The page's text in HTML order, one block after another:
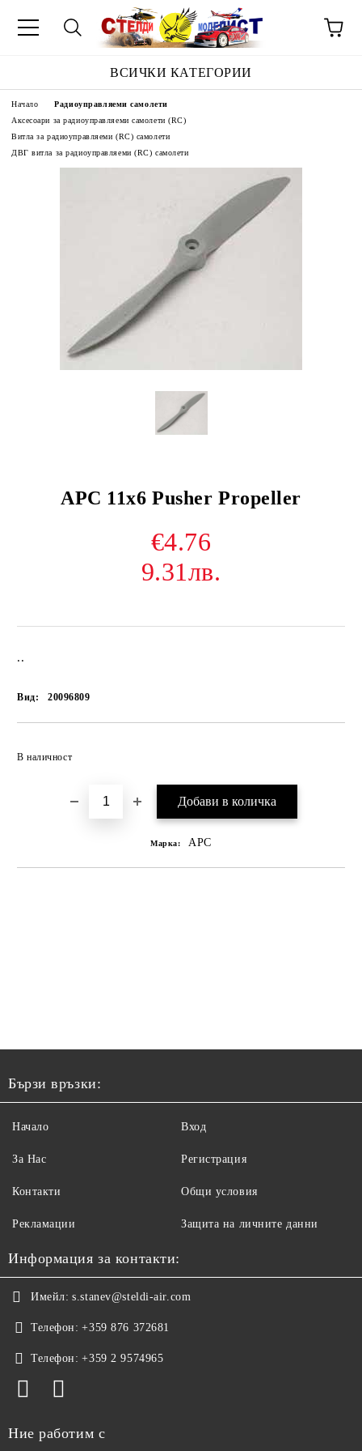
ВСИЧКИ КАТЕГОРИИ
Начало
Радиоуправляеми самолети
Аксесоари за радиоуправляеми самолети (RC)
Витла за радиоуправляеми (RC) самолети
ДВГ витла за радиоуправляеми (RC) самолети
APC 11x6 Pusher Propeller
€4.76
9.31лв.
..
Вид: 20096809
В наличност
Марка: APC
Бързи връзки:
Начало
За Нас
Контакти
Рекламации
Вход
Регистрация
Общи условия
Защита на личните данни
Информация за контакти:
Имейл: s.stanev@steldi-air.com
Телефон: +359 876 372681
Телефон: +359 2 9574965
Ние работим с